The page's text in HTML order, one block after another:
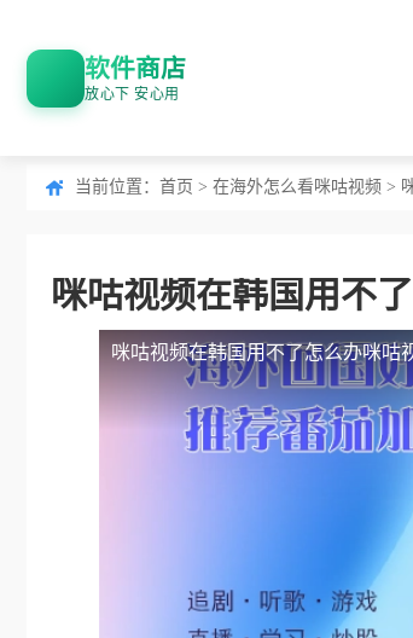
软件商店
放心下 安心用
当前位置： 首页 > 在海外怎么看咪咕视频 >
咪咕视频在韩国用不
咪咕视频在韩国用不了怎么办咪咕